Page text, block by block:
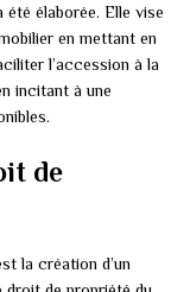
été élaborée. Elle vise
en mettant en
l’accession à la
incitant à une
de
la création d’un